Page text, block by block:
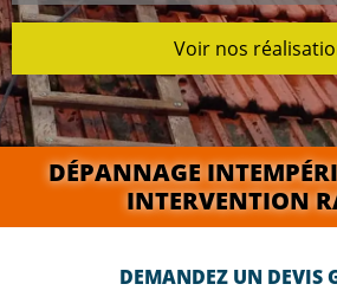
Voir nos
DÉPANNAGE
INTERVENTION
DEMANDEZ UN DEVIS